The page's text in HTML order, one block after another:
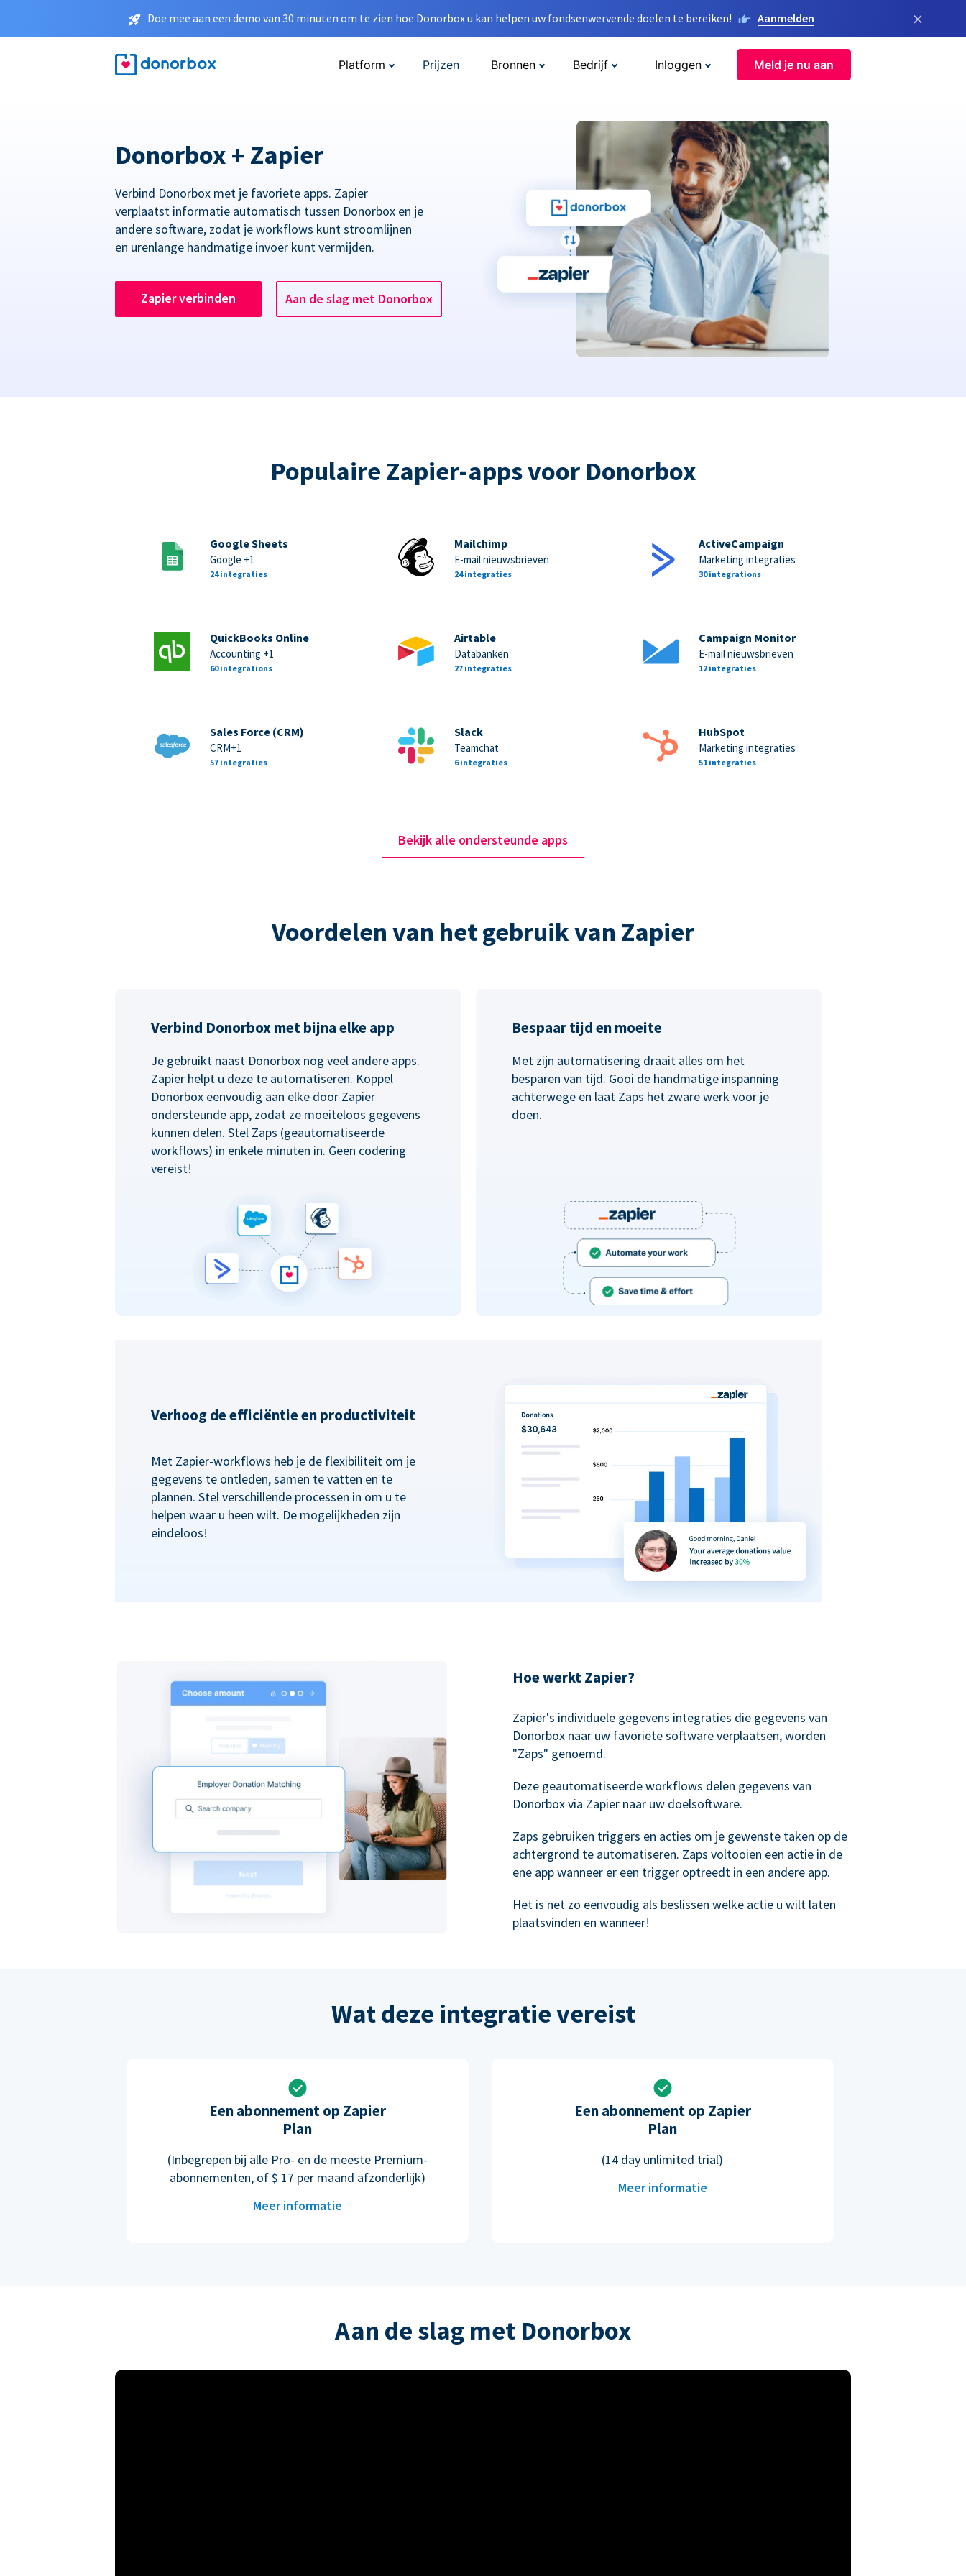
Doe mee aan een demo van 30 minuten om te zien hoe Donorbox u kan helpen uw fondsenwervende doelen te bereiken! Aanmelden ×
Platform Prijzen Bronnen Bedrijf Inloggen Meld je nu aan
Donorbox + Zapier
Verbind Donorbox met je favoriete apps. Zapier
verplaatst informatie automatisch tussen Donorbox en je
andere software, zodat je workflows kunt stroomlijnen
en urenlange handmatige invoer kunt vermijden.
Zapier verbinden Aan de slag met Donorbox
Populaire Zapier-apps voor Donorbox
Google Sheets
Google +1
24 integraties
Mailchimp
E-mail nieuwsbrieven
24 integraties
ActiveCampaign
Marketing integraties
30 integrations
QuickBooks Online
Accounting +1
60 integrations
Airtable
Databanken
27 integraties
Campaign Monitor
E-mail nieuwsbrieven
12 integraties
Sales Force (CRM)
CRM+1
57 integraties
Slack
Teamchat
6 integraties
HubSpot
Marketing integraties
51 integraties
Bekijk alle ondersteunde apps
Voordelen van het gebruik van Zapier
Verbind Donorbox met bijna elke app
Je gebruikt naast Donorbox nog veel andere apps.
Zapier helpt u deze te automatiseren. Koppel
Donorbox eenvoudig aan elke door Zapier
ondersteunde app, zodat ze moeiteloos gegevens
kunnen delen. Stel Zaps (geautomatiseerde
workflows) in enkele minuten in. Geen codering
vereist!
Bespaar tijd en moeite
Met zijn automatisering draait alles om het
besparen van tijd. Gooi de handmatige inspanning
achterwege en laat Zaps het zware werk voor je
doen.
Verhoog de efficiëntie en productiviteit
Met Zapier-workflows heb je de flexibiliteit om je
gegevens te ontleden, samen te vatten en te
plannen. Stel verschillende processen in om u te
helpen waar u heen wilt. De mogelijkheden zijn
eindeloos!
Hoe werkt Zapier?
Zapier's individuele gegevens integraties die gegevens van
Donorbox naar uw favoriete software verplaatsen, worden
"Zaps" genoemd.
Deze geautomatiseerde workflows delen gegevens van
Donorbox via Zapier naar uw doelsoftware.
Zaps gebruiken triggers en acties om je gewenste taken op de
achtergrond te automatiseren. Zaps voltooien een actie in de
ene app wanneer er een trigger optreedt in een andere app.
Het is net zo eenvoudig als beslissen welke actie u wilt laten
plaatsvinden en wanneer!
Wat deze integratie vereist
Een abonnement op Zapier
Plan
(Inbegrepen bij alle Pro- en de meeste Premium-
abonnementen, of $ 17 per maand afzonderlijk)
Meer informatie
Een abonnement op Zapier
Plan
(14 day unlimited trial)
Meer informatie
Aan de slag met Donorbox